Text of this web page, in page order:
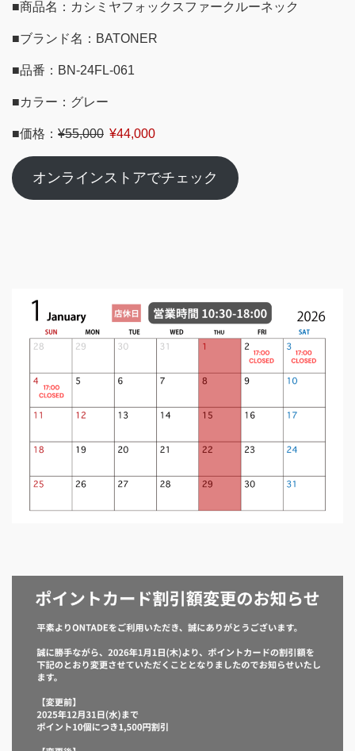
■商品名：カシミヤフォックスファークルーネック
■ブランド名：BATONER
■品番：BN-24FL-061
■カラー：グレー
■価格： ¥55,000 ¥44,000
オンラインストアでチェック